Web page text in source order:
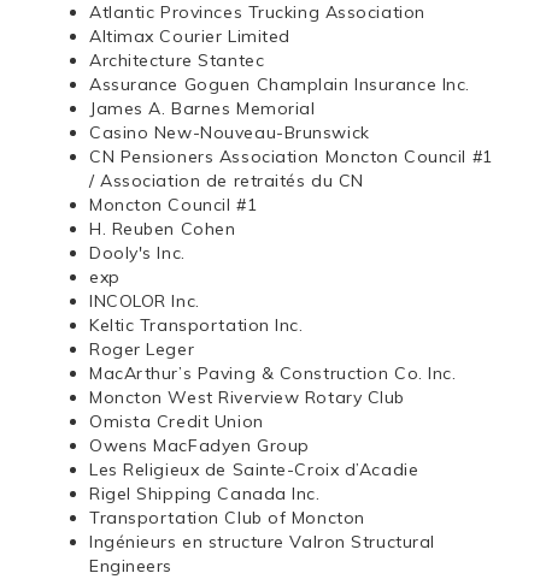
Atlantic Provinces Trucking Association
Altimax Courier Limited
Architecture Stantec
Assurance Goguen Champlain Insurance Inc.
James A. Barnes Memorial
Casino New-Nouveau-Brunswick
CN Pensioners Association Moncton Council #1
/ Association de retraités du CN
Moncton Council #1
H. Reuben Cohen
Dooly's Inc.
exp
INCOLOR Inc.
Keltic Transportation Inc.
Roger Leger
MacArthur’s Paving & Construction Co. Inc.
Moncton West Riverview Rotary Club
Omista Credit Union
Owens MacFadyen Group
Les Religieux de Sainte-Croix d’Acadie
Rigel Shipping Canada Inc.
Transportation Club of Moncton
Ingénieurs en structure Valron Structural
Engineers